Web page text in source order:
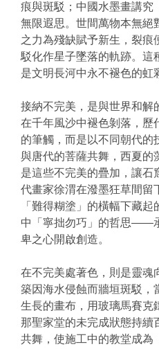
痕與斑駁；中國水墨畫講究
無限遐思。世間萬物本無絕
之力為殘缺賦予新生，裂痕
駁化作星子墜落的軌跡。這
是文明長河中永不褪色的虹
接納不完美，是與世界和解
在千年風沙中褪色剝落，歷
的筆觸，而是以不同朝代的
與唐代的菩薩共舞，西夏的
是這些不完美的疊加，讓石
代畫家徐渭在潑墨狂草間留
「難得糊塗」的橫幅下藏
中「寧拙勿巧」的哲思——
卑之心開啟創造。
在不完美處著色，則是靈魂
築因海水侵蝕而牆垣斑駁，
生長的畫布，用玻璃馬賽克
那聖家堂的未完成狀態持續
共舞，使施工中的教堂成為